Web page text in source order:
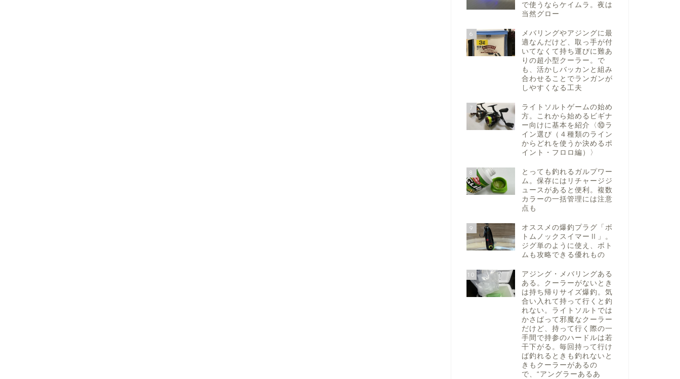
で使うならケイムラ。夜は
当然グロー
6
メバリングやアジングに最
適なんだけど、取っ手が付
いてなくて持ち運びに難あ
りの超小型クーラー。で
も、活かしバッカンと組み
合わせることでランガンが
しやすくなる工夫
7
ライトソルトゲームの始め
方。これから始めるビギナ
ー向けに基本を紹介〈⑩ラ
イン選び（４種類のライン
からどれを使うか決めるポ
イント・フロロ編）〉
8
とっても釣れるガルプワー
ム。保存にはリチャージジ
ュースがあると便利。複数
カラーの一括管理には注意
点も
9
オススメの爆釣プラグ「ボ
トムノックスイマーⅡ」。
ジグ単のように使え、ボト
ムも攻略できる優れもの
10
アジング・メバリングある
ある。クーラーがないとき
は持ち帰りサイズ爆釣。気
合い入れて持って行くと釣
れない。ライトソルトでは
かさばって邪魔なクーラー
だけど、持って行く際の一
手間で持参のハードルは若
干下がる。毎回持って行け
ば釣れるときも釣れないと
きもクーラーがあるの
で、“アングラーあるあ